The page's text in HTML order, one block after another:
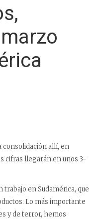
consolidación allí, en
cifras llegarán en unos 3-
trabajo en Sudamérica, que
Lo más importante
y de terror, hemos